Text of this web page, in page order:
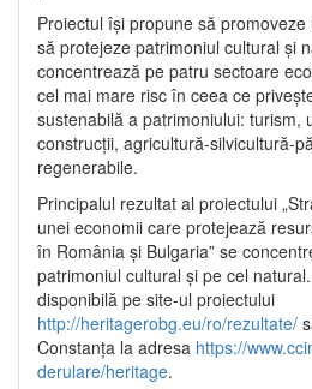
Proiectul își propune să
să protejeze patrimoniul cultural și
concentrează pe patru sectoare
cel mai mare risc în ceea ce
sustenabilă a patrimoniului: turism,
construcții, agricultură-silvicultură-
regenerabile.
Principalul rezultat al proiectului
unei economii care protejează
în România și Bulgaria” se
patrimoniul cultural și pe cel
disponibilă pe site-ul proiectului
http://heritagerobg.eu/ro/rezultate/
Constanța la adresa https://
derulare/heritage.